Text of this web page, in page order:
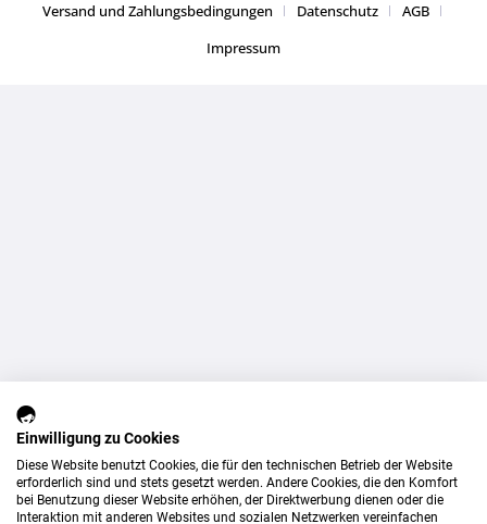
Versand und Zahlungsbedingungen
Datenschutz
AGB
Impressum
Einwilligung zu Cookies
Diese Website benutzt Cookies, die für den technischen Betrieb der Website
erforderlich sind und stets gesetzt werden. Andere Cookies, die den Komfort
bei Benutzung dieser Website erhöhen, der Direktwerbung dienen oder die
Interaktion mit anderen Websites und sozialen Netzwerken vereinfachen